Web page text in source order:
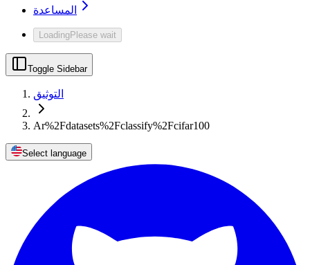
المساعدة
LoadingPlease wait
Toggle Sidebar
التوثيق
Ar%2Fdatasets%2Fclassify%2Fcifar100
Select language